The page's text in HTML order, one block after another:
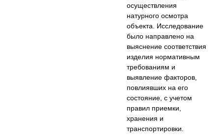
осуществления
натурного осмотра
объекта. Исследование
было направлено на
выяснение соответствия
изделия нормативным
требованиям и
выявление факторов,
повлиявших на его
состояние, с учетом
правил приемки,
хранения и
транспортировки.